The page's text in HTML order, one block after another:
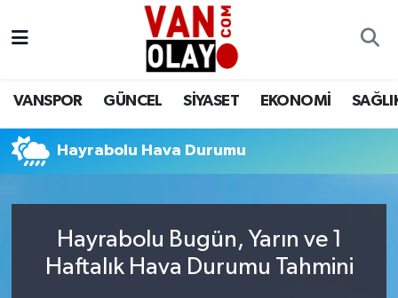
VANSPOR GÜNCEL SİYASET EKONOMİ
Hayrabolu Hava Durumu
Hayrabolu Bugün, Yarın ve 1
Haftalık Hava Durumu Tahmini
Siyaset
Ekonomi
Sağlık
Van Nöbetçi Eczaneler
Van Namaz Vakitleri
Van Trafik Yoğunluk Haritası
Süper Lig Puan Durumu ve Fikstür